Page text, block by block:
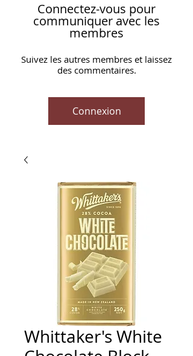
Connectez-vous pour
communiquer avec les
membres
Suivez les autres membres et laissez
des commentaires.
Connexion
Whittaker's White